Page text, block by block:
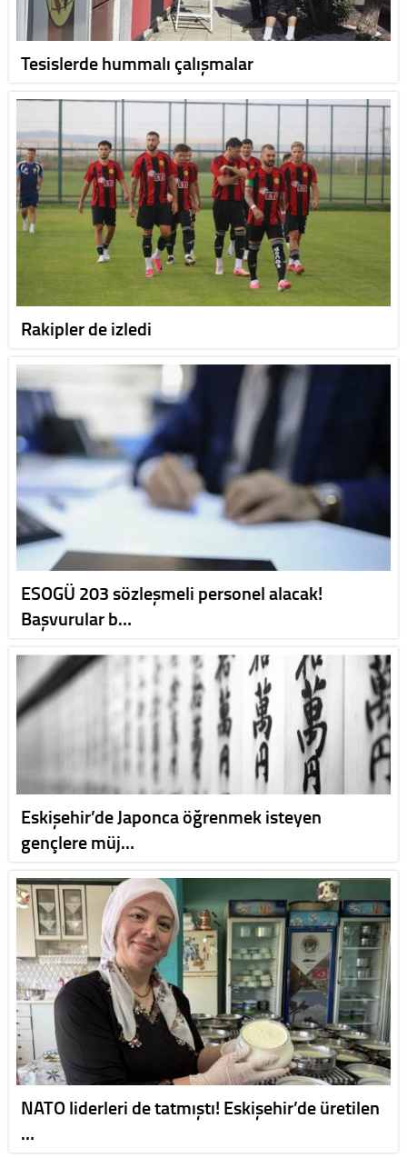
Tesislerde hummalı çalışmalar
Rakipler de izledi
ESOGÜ 203 sözleşmeli personel alacak!
Başvurular b…
Eskişehir’de Japonca öğrenmek isteyen
gençlere müj…
NATO liderleri de tatmıştı! Eskişehir’de üretilen
…